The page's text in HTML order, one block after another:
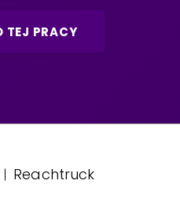
TEJ PRACY
Reachtruck